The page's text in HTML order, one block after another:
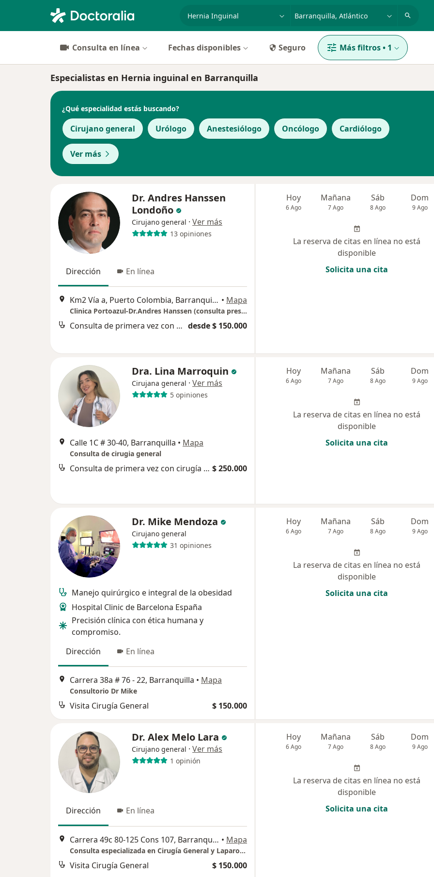
Consulta en línea Fechas disponibles Seguro Más filtros• 1
Especialistas en Hernia inguinal en Barranquilla
¿Qué especialidad estás buscando?
Cirujano general Urólogo Anestesiólogo Oncólogo Cardiólogo
Ver más
Dr. Andres Hanssen
Londoño
Cirujano general · Ver más
13 opiniones
Dirección En línea
Km2 Vía a, Puerto Colombia, Barranquilla, Atlántico, Puerto Colombia • Mapa
Clinica Portoazul-Dr.Andres Hanssen (consulta presencial)
Consulta de primera vez con cirugía gastrointestinal desde $ 150.000
Hoy
6 Ago
Mañana
7 Ago
Sáb
8 Ago
Dom
9 Ago
La reserva de citas en línea no está
disponible
Solicita una cita
Dra. Lina Marroquin
Cirujana general · Ver más
5 opiniones
Calle 1C # 30-40, Barranquilla • Mapa
Consulta de cirugia general
Consulta de primera vez con cirugía gastrointestinal $ 250.000
Hoy
6 Ago
Mañana
7 Ago
Sáb
8 Ago
Dom
9 Ago
La reserva de citas en línea no está
disponible
Solicita una cita
Dr. Mike Mendoza
Cirujano general
31 opiniones
Manejo quirúrgico e integral de la obesidad
Hospital Clinic de Barcelona España
Precisión clínica con ética humana y
compromiso.
Dirección
En línea
Carrera 38a # 76 - 22, Barranquilla • Mapa
Consultorio Dr Mike
Visita Cirugía General $ 150.000
Hoy
6 Ago
Mañana
7 Ago
Sáb
8 Ago
Dom
9 Ago
La reserva de citas en línea no está
disponible
Solicita una cita
Dr. Alex Melo Lara
Cirujano general · Ver más
1 opinión
Dirección En línea
Carrera 49c 80-125 Cons 107, Barranquilla • Mapa
Consulta especializada en Cirugía General y Laparoscopia
Visita Cirugía General $ 150.000
Hoy
6 Ago
Mañana
7 Ago
Sáb
8 Ago
Dom
9 Ago
La reserva de citas en línea no está
disponible
Solicita una cita